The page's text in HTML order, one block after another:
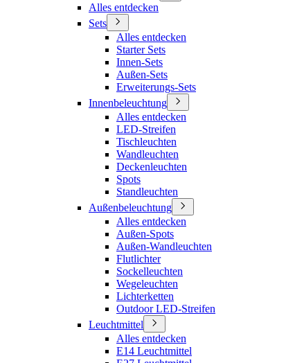
Alles entdecken
Sets
Alles entdecken
Starter Sets
Innen-Sets
Außen-Sets
Erweiterungs-Sets
Innenbeleuchtung
Alles entdecken
LED-Streifen
Tischleuchten
Wandleuchten
Deckenleuchten
Spots
Standleuchten
Außenbeleuchtung
Alles entdecken
Außen-Spots
Außen-Wandleuchten
Flutlichter
Sockelleuchten
Wegeleuchten
Lichterketten
Outdoor LED-Streifen
Leuchtmittel
Alles entdecken
E14 Leuchtmittel